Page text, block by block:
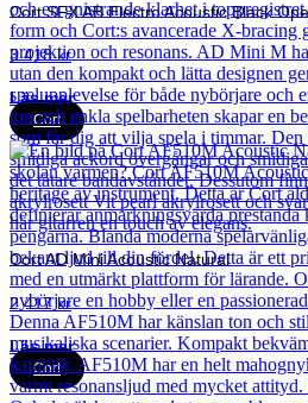
Cort SFX AB Electro Acoustic Black
3 418kr
Läs mer
Cort
Cort AD Mini Acoustic Natural
2 417kr
Läs mer
Cort